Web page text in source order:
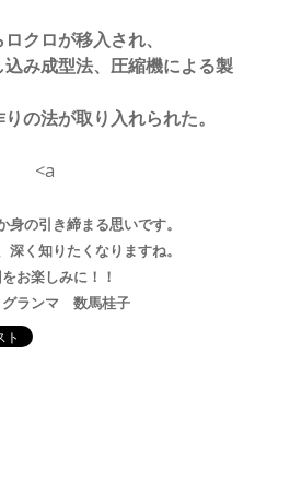
クロが移入され、
み成型法、圧縮機による製
の法が取り入れられた。
<a
身の引き締まる思いです。
深く知りたくなりますね。
お楽しみに！！
グランマ 数馬桂子